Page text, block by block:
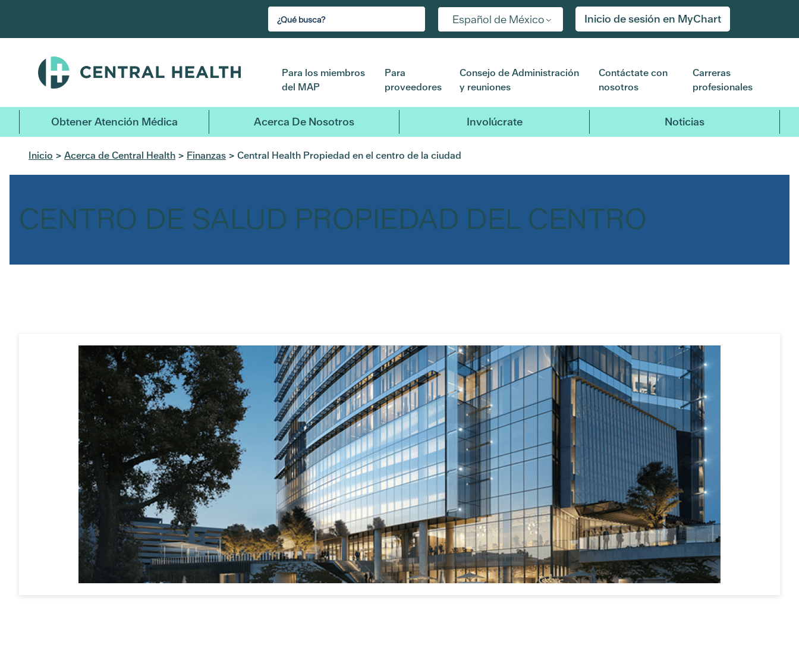
contenido
Español de México Inicio de sesión en MyChart
Para los miembros
del MAP
Para
proveedores
Consejo de Administración
y reuniones
Contáctate con
nosotros
Carreras
profesionales
Obtener Atención Médica Acerca De Nosotros Involúcrate Noticias
Inicio > Acerca de Central Health > Finanzas > Central Health Propiedad en el centro de la ciudad
CENTRO DE SALUD PROPIEDAD DEL CENTRO